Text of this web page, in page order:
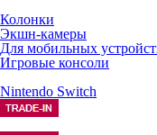
Колонки
Экшн-камеры
Для мобильных
Игровые консоли
Nintendo Switch